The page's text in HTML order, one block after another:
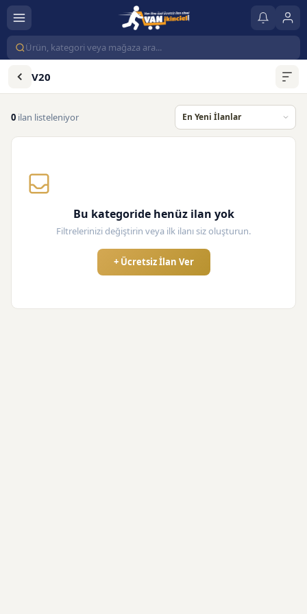
V20
0 ilan listeleniyor
Bu kategoride henüz ilan yok
Filtrelerinizi değiştirin veya ilk ilanı siz oluşturun.
+ Ücretsiz İlan Ver